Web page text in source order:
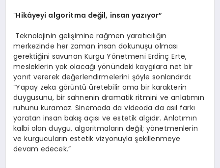
“Hikâyeyi algoritma değil, insan yazıyor”
Teknolojinin gelişimine rağmen yaratıcılığın
merkezinde her zaman insan dokunuşu olması
gerektiğini savunan Kurgu Yönetmeni Erdinç Erte,
mesleklerin yok olacağı yönündeki kaygılara net bir
yanıt vererek değerlendirmelerini şöyle sonlandırdı:
“Yapay zeka görüntü üretebilir ama bir karakterin
duygusunu, bir sahnenin dramatik ritmini ve anlatımın
ruhunu kuramaz. Sinemada da videoda da asıl farkı
yaratan insan bakış açısı ve estetik algıdır. Anlatımın
kalbi olan duygu, algoritmaların değil; yönetmenlerin
ve kurgucuların estetik vizyonuyla şekillenmeye
devam edecek.”